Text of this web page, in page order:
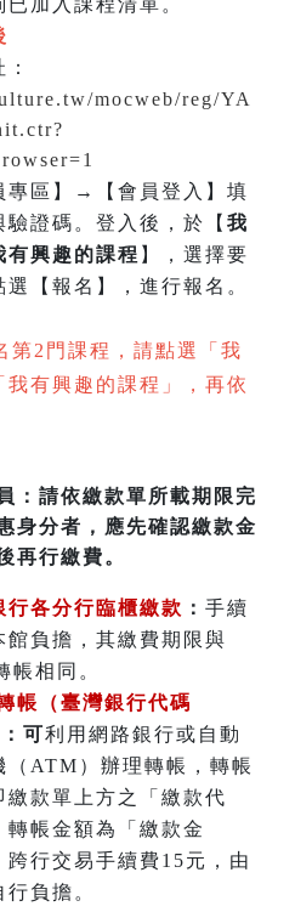
已加入課程清單。
mocweb/reg/YA
專區】→【會員登入】填
驗證碼。登入後，於【 我
有興趣的課程 】，選擇要
【報名】，進行報名。
第2門課程，請點選「我
我有興趣的課程」，再依
：請依繳款單所載期限完
身分者，應先確認繳款金
再行繳費。
行各分行臨櫃繳款 ： 手續
館負擔，其繳費期限與
帳相同。
帳（臺灣銀行代碼
：可利用網路銀行或自動
（ATM）辦理轉帳，轉帳
繳款單上方之「繳款代
轉帳金額為「繳款金
跨行交易手續費15元，由
負擔。